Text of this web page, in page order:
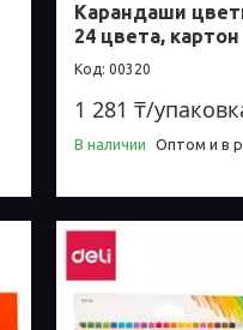
Карандаши
24 цвета, картон
00320
1 281 ₸/
В наличии Оптом и в